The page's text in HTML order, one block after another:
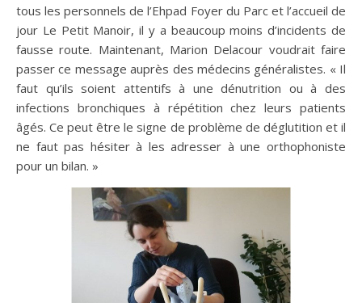
tous les personnels de l’Ehpad Foyer du Parc et l’accueil de
jour Le Petit Manoir, il y a beaucoup moins d’incidents de
fausse route. Maintenant, Marion Delacour voudrait faire
passer ce message auprès des médecins généralistes. « Il
faut qu’ils soient attentifs à une dénutrition ou à des
infections bronchiques à répétition chez leurs patients
âgés. Ce peut être le signe de problème de déglutition et il
ne faut pas hésiter à les adresser à une orthophoniste
pour un bilan. »